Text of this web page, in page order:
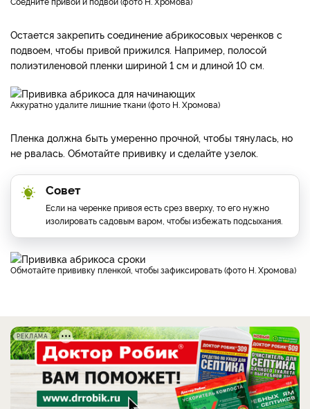
Остается закрепить соединение абрикосовых черенков с
подвоем, чтобы привой прижился. Например, полосой
полиэтиленовой пленки шириной 1 см и длиной 10 см.
Аккуратно удалите лишние ткани (фото Н. Хромова)
Пленка должна быть умеренно прочной, чтобы тянулась, но
не рвалась. Обмотайте прививку и сделайте узелок.
Совет
Если на черенке привоя есть срез вверху, то его нужно
изолировать садовым варом, чтобы избежать подсыхания.
Обмотайте прививку пленкой, чтобы зафиксировать (фото Н. Хромова)
РЕКЛАМА